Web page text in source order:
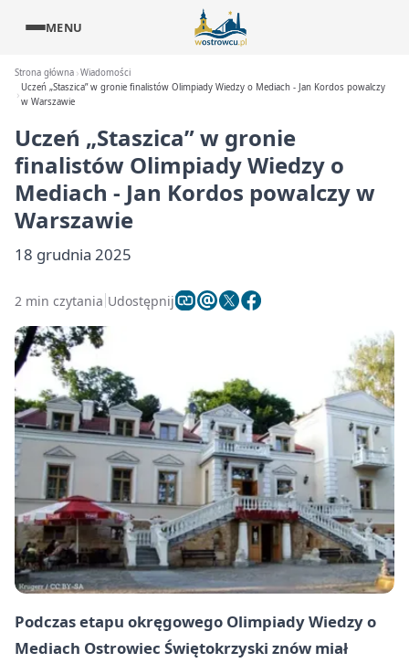
MENU
Strona główna Wiadomości
Uczeń „Staszica” w gronie finalistów Olimpiady Wiedzy o Mediach - Jan Kordos powalczy
w Warszawie
Uczeń „Staszica” w gronie
finalistów Olimpiady Wiedzy o
Mediach - Jan Kordos powalczy w
Warszawie
18 grudnia 2025
2 min czytania Udostępnij
Podczas etapu okręgowego Olimpiady Wiedzy o
Mediach Ostrowiec Świętokrzyski znów miał